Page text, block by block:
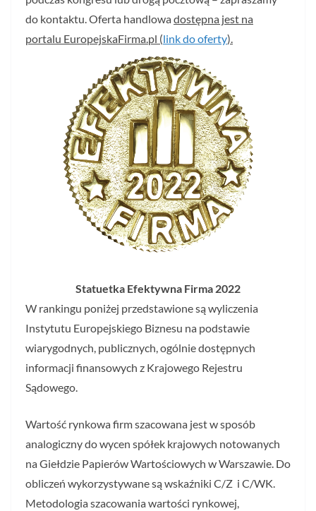
do kontaktu. Oferta handlowadostępna jest na
portalu EuropejskaFirma.pl (link do oferty).
Statuetka Efektywna Firma 2022
W rankingu poniżej przedstawione są wyliczenia
Instytutu Europejskiego Biznesu na podstawie
wiarygodnych, publicznych, ogólnie dostępnych
informacji finansowych z Krajowego Rejestru
Sądowego.
Wartość rynkowa firm szacowana jest w sposób
analogiczny do wycen spółek krajowych notowanych
na Giełdzie Papierów Wartościowych w Warszawie. Do
obliczeń wykorzystywane są wskaźniki C/Z i C/WK.
Metodologia szacowania wartości rynkowej,